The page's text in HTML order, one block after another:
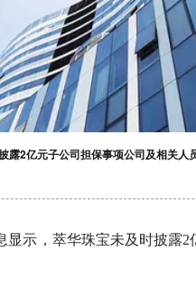
2亿元子公司担保事项公司及相关人
显示，萃华珠宝未及时披露